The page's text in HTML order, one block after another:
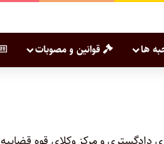
ها قوانین و مصوبات